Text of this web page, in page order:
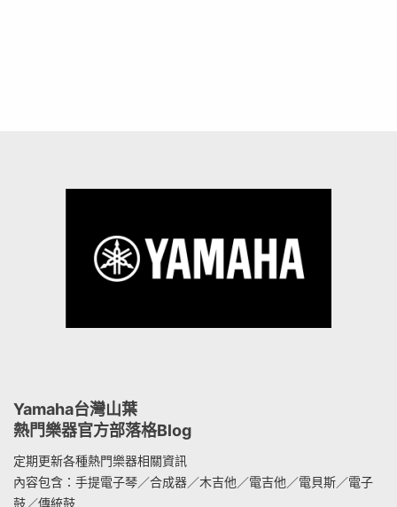
Yamaha台灣山葉
熱門樂器官方部落格Blog
定期更新各種熱門樂器相關資訊
內容包含：手提電子琴／合成器／木吉他／電吉他／電貝斯／電子
鼓／傳統鼓